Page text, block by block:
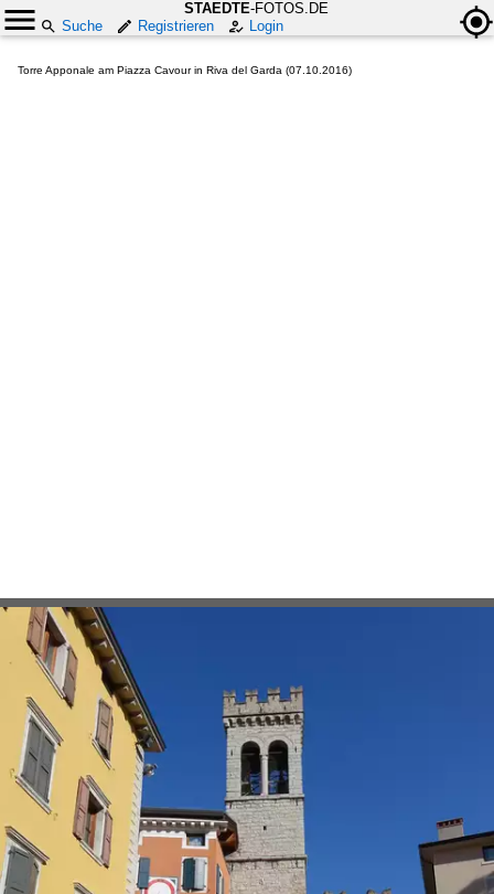
STAEDTE-FOTOS.DE
Suche
Registrieren Login
Torre Apponale am Piazza Cavour in Riva del Garda (07.10.2016)